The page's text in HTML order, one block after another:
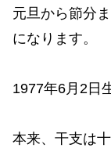
元旦から節分
になります。
1977年6月2日
本来、干支は